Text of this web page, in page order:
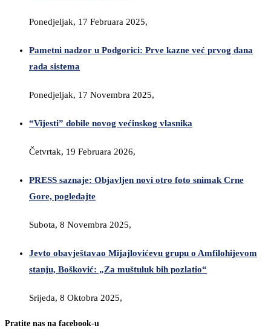
Ponedjeljak, 17 Februara 2025,
Pametni nadzor u Podgorici: Prve kazne već prvog dana
rada sistema
Ponedjeljak, 17 Novembra 2025,
“Vijesti” dobile novog većinskog vlasnika
Četvrtak, 19 Februara 2026,
PRESS saznaje: Objavljen novi otro foto snimak Crne
Gore, pogledajte
Subota, 8 Novembra 2025,
Jevto obavještavao Mijajlovićevu grupu o Amfilohijevom
stanju, Bošković: „Za muštuluk bih pozlatio“
Srijeda, 8 Oktobra 2025,
Pratite nas na facebook-u